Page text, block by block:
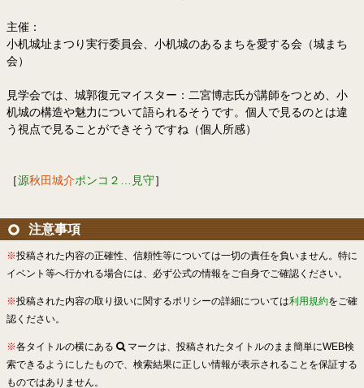
主催：
小机城址まつり実行委員会、小机城のあるまちを愛する会（城まち
会）
見学会では、城郭復元マイスター：二宮博志氏が講師をつとめ、小
机城の構造や魅力について語られるそうです。個人で見るのとは違
う視点で見ることができそうですね（個人所感）
［源秋田城介ポンコ２…見守］
注意事項
※投稿された内容の正確性、信頼性等については一切の責任を負いません。特に
イベント等へ行かれる場合には、必ず公式の情報をご自身でご確認ください。
※投稿された内容の取り扱いに関するポリシーの詳細については利用規約をご確
認ください。
※各タイトルの横にある
マークは、投稿されたタイトルのまま簡単にWEB検
索できるようにしたもので、検索結果に正しい情報が表示されることを保証する
ものではありません。